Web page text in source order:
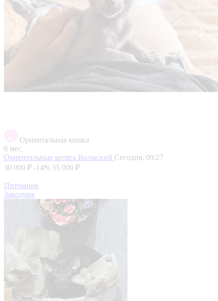
Ориентальная кошка
6 мес.
Ориентальные котята Волжский Сегодня, 09:27
30 000 ₽ -14% 35 000 ₽
Питомник
Заводчик